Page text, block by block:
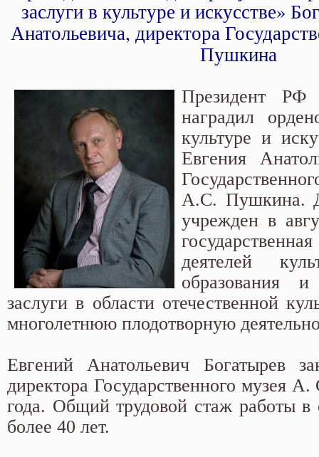
культуре и искусстве»
заслуги в культуре и искусстве»
Анатольевича, директора
Пушкина
Президент РФ
наградил
культуре и
Евгения
А.С. Пушкина.
учрежден в
деятелей
образования
заслуги в области отечественной
многолетнюю плодотворную
Евгений Анатольевич Богатырев
директора Государственного музея
года. Общий трудовой стаж работы
более 40 лет.